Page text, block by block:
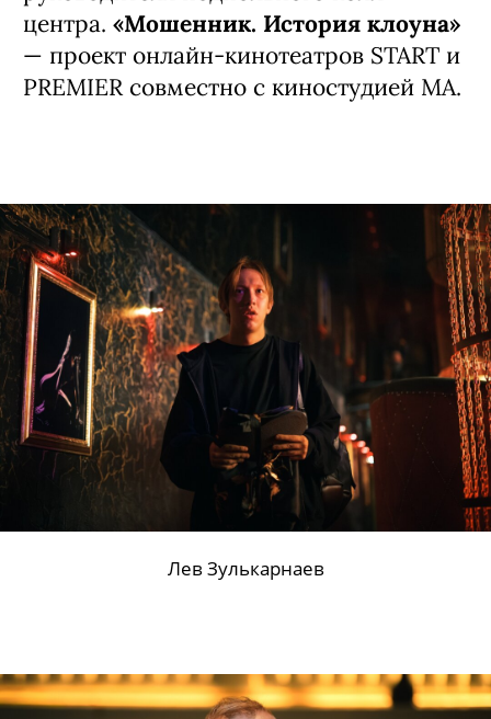
Антон Федоров, Тимофей Трибунцев
Москва, 29.07.2026 — АктерТимофей
котором провинциальный циркач Рома
(Лев Зулькарнаев)
внедряется в
группировку телефонных мошенников.
Трибунцев исполнит одну из главных
ролей — организатора и жесткого
руководителя подпольного колл-
центра.«Мошенник. История клоуна»
— проект онлайн-кинотеатров START и
PREMIER совместно с киностудией MA.